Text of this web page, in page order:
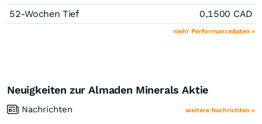
52-Wochen Tief 0,1500 CAD
mehr Performancedaten »
Neuigkeiten zur Almaden Minerals Aktie
Nachrichten weitere Nachrichten »